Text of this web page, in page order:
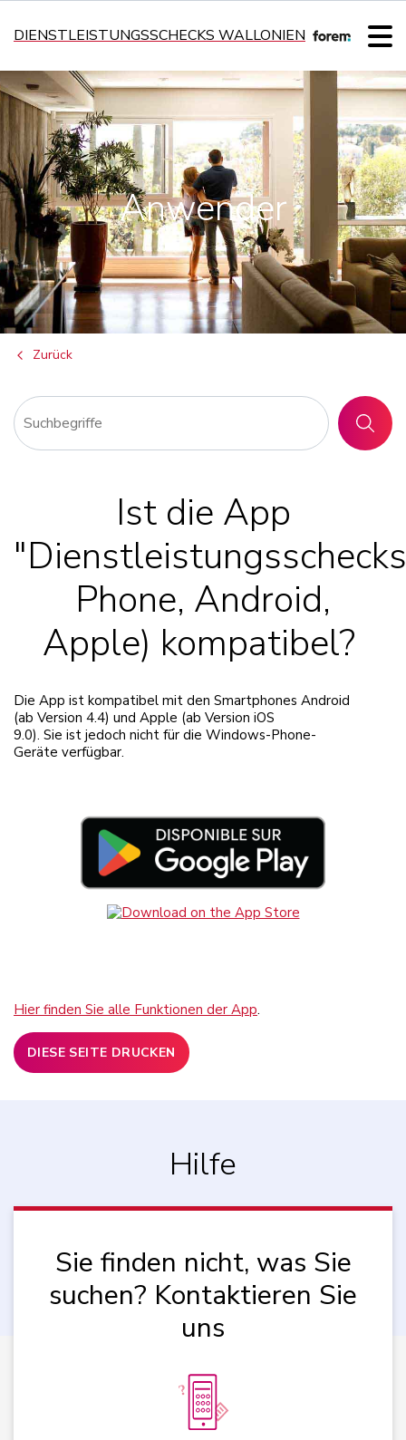
DIENSTLEISTUNGSSCHECKS WALLONIEN
Anwender
Zurück
SUCHEN
Ist die App
Phone, Android,
Apple) kompatibel?
Die App ist kompatibel mit den Smartphones Android
(ab Version 4.4) und Apple (ab Version iOS
9.0). Sie ist jedoch nicht für die Windows-Phone-
Geräte verfügbar.
Hier finden Sie alle Funktionen der App.
DIESE SEITE DRUCKEN
Hilfe
Sie finden nicht, was Sie
suchen? Kontaktieren Sie
uns